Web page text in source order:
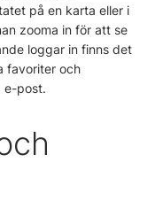
på en karta eller i
zooma in för att se
loggar in finns det
favoriter och
e-post.